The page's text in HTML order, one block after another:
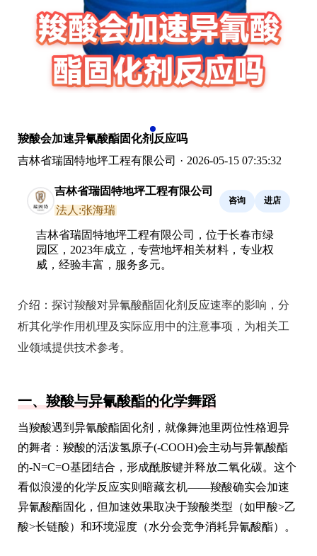
羧酸会加速异氰酸酯固化剂反应吗
吉林省瑞固特地坪工程有限公司 · 2026-05-15 07:35:32
吉林省瑞固特地坪工程有限公司
法人:张海瑞
咨询 进店
吉林省瑞固特地坪工程有限公司，位于长春市绿
园区，2023年成立，专营地坪相关材料，专业权
威，经验丰富，服务多元。
介绍： 探讨羧酸对异氰酸酯固化剂反应速率的影响，分
析其化学作用机理及实际应用中的注意事项，为相关工
业领域提供技术参考。
一、羧酸与异氰酸酯的化学舞蹈
当羧酸遇到异氰酸酯固化剂，就像舞池里两位性格迥异
的舞者：羧酸的活泼氢原子(-COOH)会主动与异氰酸酯
的-N=C=O基团结合，形成酰胺键并释放二氧化碳。这个
看似浪漫的化学反应实则暗藏玄机——羧酸确实会加速
异氰酸酯固化，但加速效果取决于羧酸类型（如甲酸>乙
酸>长链酸）和环境湿度（水分会竞争消耗异氰酸酯）。